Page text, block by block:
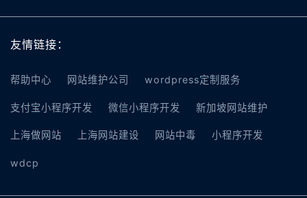
友情链接：
帮助中心 网站维护公司 wordpress定制服务
支付宝小程序开发 微信小程序开发 新加坡网站维护
上海做网站 上海网站建设 网站中毒 小程序开发
wdcp